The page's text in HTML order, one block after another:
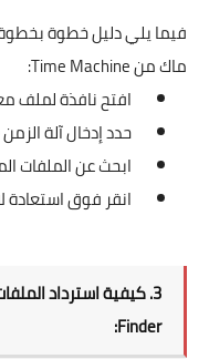
فيما يلي دليل خطوة
ماك من Time Machine:
افتح نافذة لملف
حدد إدخال آلة
ابحث عن الملفات
انقر فوق استعادة
Finder: